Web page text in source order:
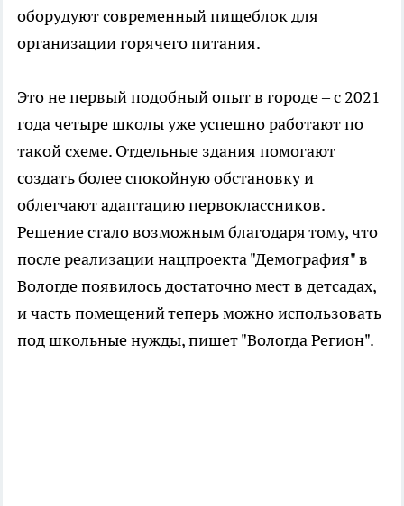
оборудуют современный пищеблок для
организации горячего питания.
Это не первый подобный опыт в городе – с 2021
года четыре школы уже успешно работают по
такой схеме. Отдельные здания помогают
создать более спокойную обстановку и
облегчают адаптацию первоклассников.
Решение стало возможным благодаря тому, что
после реализации нацпроекта "Демография" в
Вологде появилось достаточно мест в детсадах,
и часть помещений теперь можно использовать
под школьные нужды, пишет "Вологда Регион".